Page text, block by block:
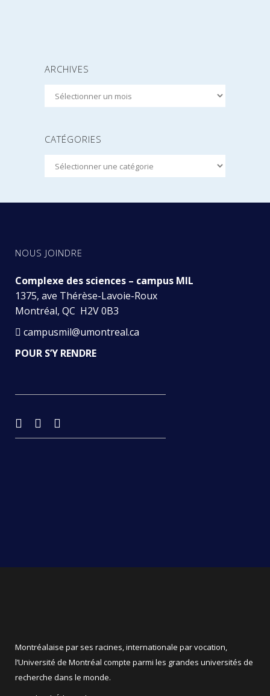
ARCHIVES
Archives
CATÉGORIES
Catégories
NOUS JOINDRE
Complexe des sciences – campus MIL
1375, ave Thérèse-Lavoie-Roux
Montréal, QC H2V 0B3
campusmil@umontreal.ca
POUR S’Y RENDRE
Montréalaise par ses racines, internationale par vocation,
l’Université de Montréal compte parmi les grandes universités de
recherche dans le monde.